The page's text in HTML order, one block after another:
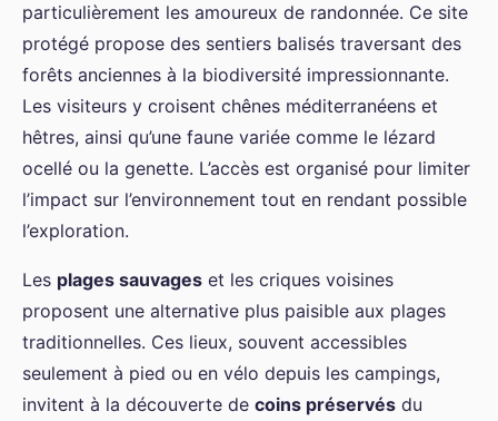
particulièrement les amoureux de randonnée. Ce site
protégé propose des sentiers balisés traversant des
forêts anciennes à la biodiversité impressionnante.
Les visiteurs y croisent chênes méditerranéens et
hêtres, ainsi qu’une faune variée comme le lézard
ocellé ou la genette. L’accès est organisé pour limiter
l’impact sur l’environnement tout en rendant possible
l’exploration.
Les plages sauvages et les criques voisines
proposent une alternative plus paisible aux plages
traditionnelles. Ces lieux, souvent accessibles
seulement à pied ou en vélo depuis les campings,
invitent à la découverte de coins préservés du